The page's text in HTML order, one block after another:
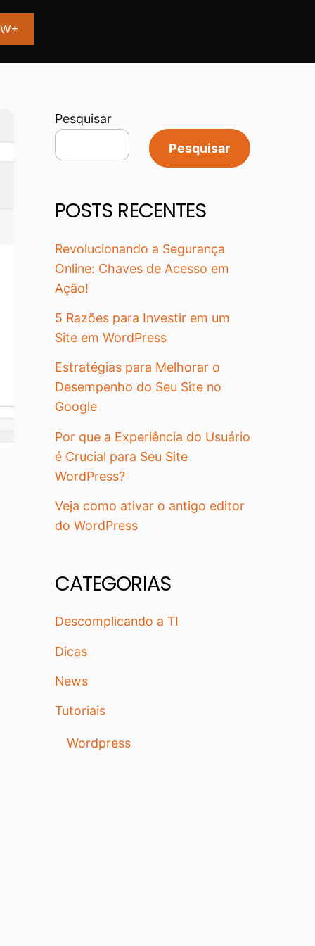
Pesquisar
Pesquisar
POSTS RECENTES
Revolucionando a Segurança
Online: Chaves de Acesso em
Ação!
5 Razões para Investir em um
Site em WordPress
Estratégias para Melhorar o
Desempenho do Seu Site no
Google
Por que a Experiência do Usuário
é Crucial para Seu Site
WordPress?
Veja como ativar o antigo editor
do WordPress
CATEGORIAS
Descomplicando a TI
Dicas
News
Tutoriais
Wordpress